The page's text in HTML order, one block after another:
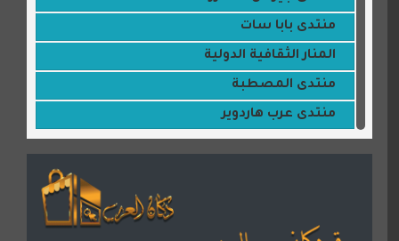
منتدى بابا سات
المنار الثقافية الدولية
منتدى المصطبة
منتدى عرب هاردوير
القران للجميع